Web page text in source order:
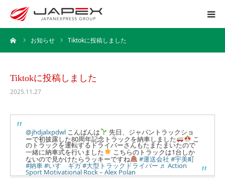
お知らせ Tiktokに投稿しました
Tiktokに投稿しました
2025.11.27
@jhdjalxpdwl こんばんは 先日、ジャパントラックショ
ーで初披露した80周年記念トラックを納車しました こ
のトラックを運転するドライバーさんもたまたまいたので
一緒に納車式を行いました こちらのトラックは1台しか
ないので見かけたらラッキーですね #運送会社 #宇美町
#納車#いすゞギガ#大型トラックドライバー ♬ Action
Sport Motivational Rock – Alex Polan
ホーム
保管事業
企業情報